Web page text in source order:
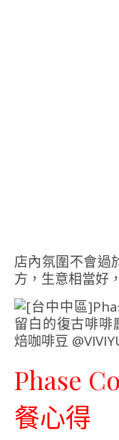
店內氛圍不會過
方，生意相當好
Phase
餐心得